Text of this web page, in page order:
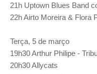
21h Uptown Blues Band
22h Airto Moreira & Flora
Terça, 5 de março
19h30 Arthur Philipe -
20h30 Allycats